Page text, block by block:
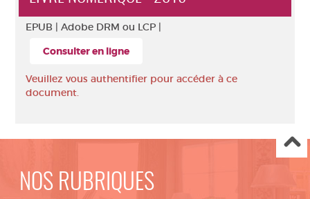
EPUB | Adobe DRM ou LCP |
Consulter en ligne
Veuillez vous authentifier pour accéder à ce
document.
NOS RUBRIQUES